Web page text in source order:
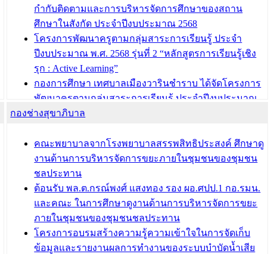
กำกับติดตามและการบริหารจัดการศึกษาของสถาน
ศึกษาในสังกัด ประจำปีงบประมาณ 2568
โครงการพัฒนาครูตามกลุ่มสาระการเรียนรู้ ประจำ
ปีงบประมาณ พ.ศ. 2568 รุ่นที่ 2 “หลักสูตรการเรียนรู้เชิง
รุก : Active Learning”
กองการศึกษา เทศบาลเมืองวารินชำราบ ได้จัดโครงการ
พัฒนาครูตามกลุ่มสาระการเรียนรู้ ประจำปีงบประมาณ
พ.ศ. 2568
รางวัลผู้อำนวยการสำนัก/กองการศึกษาดีเด่น ในงาน
แข่งขันทักษะทางวิชาการและงานมหกรรมการจัดการ
ศึกษาท้องถิ่น ระดับประเทศครั้งที่ 14 ประจำปี 2568
บทความ อื่นๆ ...
กองช่างสุขาภิบาล
คณะพยาบาลจากโรงพยาบาลสรรพสิทธิประสงค์ ศึกษาดู
งานด้านการบริหารจัดการขยะภายในชุมชนของชุมชน
ชลประทาน
ต้อนรับ พล.ต.กรณ์พงศ์ แสงทอง รอง ผอ.ศปป.1 กอ.รมน.
และคณะ ในการศึกษาดูงานด้านการบริหารจัดการขยะ
ภายในชุมชนของชุมชนชลประทาน
โครงการอบรมสร้างความรู้ความเข้าใจในการจัดเก็บ
ข้อมูลและรายงานผลการทำงานของระบบบำบัดน้ำเสีย